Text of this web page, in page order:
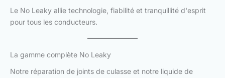
Le No Leaky allie technologie, fiabilité et tranquillité d'esprit
pour tous les conducteurs.
La gamme complète No Leaky
Notre réparation de joints de culasse et notre liquide de